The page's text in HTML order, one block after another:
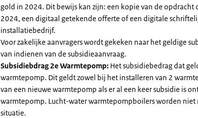
gold in 2024. Dit bewijs kan zijn: een kopie van de
2024, een digitaal getekende offerte of een digitale
installatiebedrijf.
Voor zakelijke aanvragers wordt gekeken naar het geldige
van indienen van de subsidieaanvraag.
Subsidiebdrag 2e Warmtepomp: Het subsidiebedrag dat
warmtepomp. Dit geldt zowel bij het installeren van 2
van een nieuwe warmtepomp als er al een keer subsidie is
warmtepomp. Lucht-water warmtepompboilers worden niet
situatie.